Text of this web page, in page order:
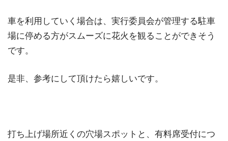
車を利用していく場合は、実行委員会が管理する駐車
場に停める方がスムーズに花火を観ることができそう
です。
是非、参考にして頂けたら嬉しいです。
打ち上げ場所近くの穴場スポットと、有料席受付につ